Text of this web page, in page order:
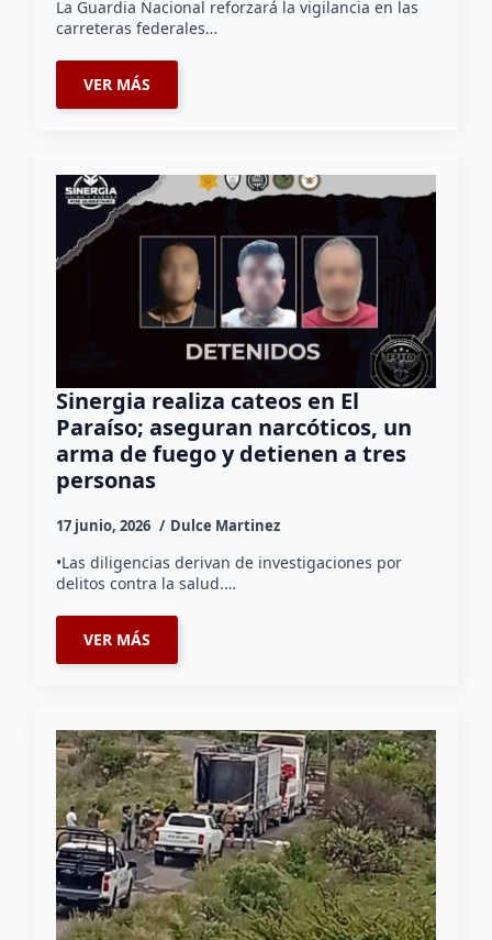
La Guardia Nacional reforzará la vigilancia en las
carreteras federales…
VER MÁS
Sinergia realiza cateos en El
Paraíso; aseguran narcóticos, un
arma de fuego y detienen a tres
personas
17 junio, 2026 Dulce Martinez
•Las diligencias derivan de investigaciones por
delitos contra la salud.…
VER MÁS